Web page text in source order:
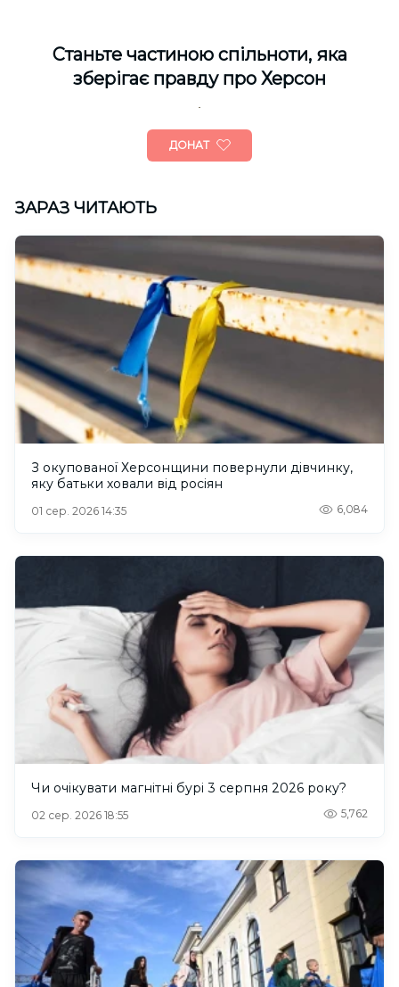
Cтаньте частиною спільноти, яка
зберігає правду про Херсон
ДОНАТ
ЗАРАЗ ЧИТАЮТЬ
З окупованої Херсонщини повернули дівчинку,
яку батьки ховали від росіян
01 сер. 2026 14:35 6,084
Чи очікувати магнітні бурі 3 серпня 2026 року?
02 сер. 2026 18:55 5,762